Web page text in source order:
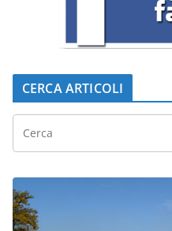
CERCA ARTICOLI